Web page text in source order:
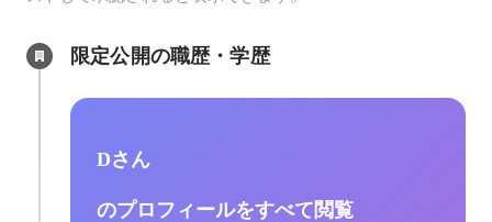
限定公開の職歴・学歴
Dさん
のプロフィールをすべて閲覧